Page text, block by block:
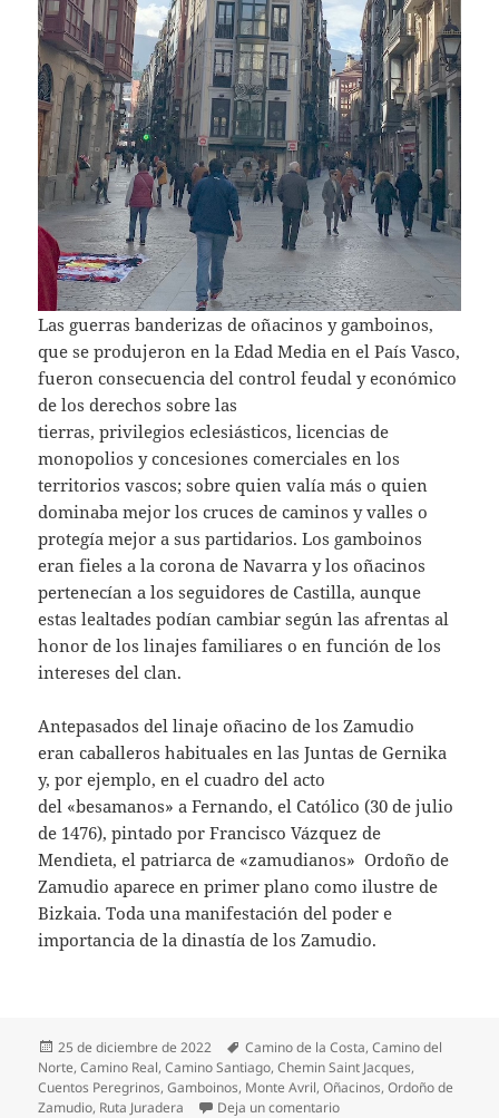
Las guerras banderizas de oñacinos y gamboinos,
que se produjeron en la Edad Media en el País Vasco,
fueron consecuencia del control feudal y económico
de los derechos sobre las
tierras, privilegios eclesiásticos, licencias de
monopolios y concesiones comerciales en los
territorios vascos; sobre quien valía más o quien
dominaba mejor los cruces de caminos y valles o
protegía mejor a sus partidarios. Los gamboinos
eran fieles a la corona de Navarra y los oñacinos
pertenecían a los seguidores de Castilla, aunque
estas lealtades podían cambiar según las afrentas al
honor de los linajes familiares o en función de los
intereses del clan.
Antepasados del linaje oñacino de los Zamudio
eran caballeros habituales en las Juntas de Gernika
y, por ejemplo, en el cuadro del acto
del «besamanos» a Fernando, el Católico (30 de julio
de 1476), pintado por Francisco Vázquez de
Mendieta, el patriarca de «zamudianos» Ordoño de
Zamudio aparece en primer plano como ilustre de
Bizkaia. Toda una manifestación del poder e
importancia de la dinastía de los Zamudio.
Publicado
el
25 de diciembre de 2022 Etiquetas
Camino de la Costa,Camino del
Norte,Camino Real,Camino Santiago,Chemin Saint Jacques,
Cuentos Peregrinos,Gamboinos, Monte Avril,Oñacinos,Ordoño de
Zamudio, Ruta Juradera Deja un comentarioen El Portal de Zamudio,